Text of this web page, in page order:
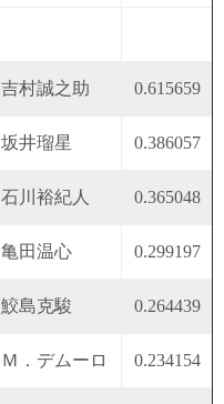
吉村誠之助 0.615659
坂井瑠星 0.386057
石川裕紀人 0.365048
亀田温心 0.299197
鮫島克駿 0.264439
Ｍ．デムーロ 0.234154